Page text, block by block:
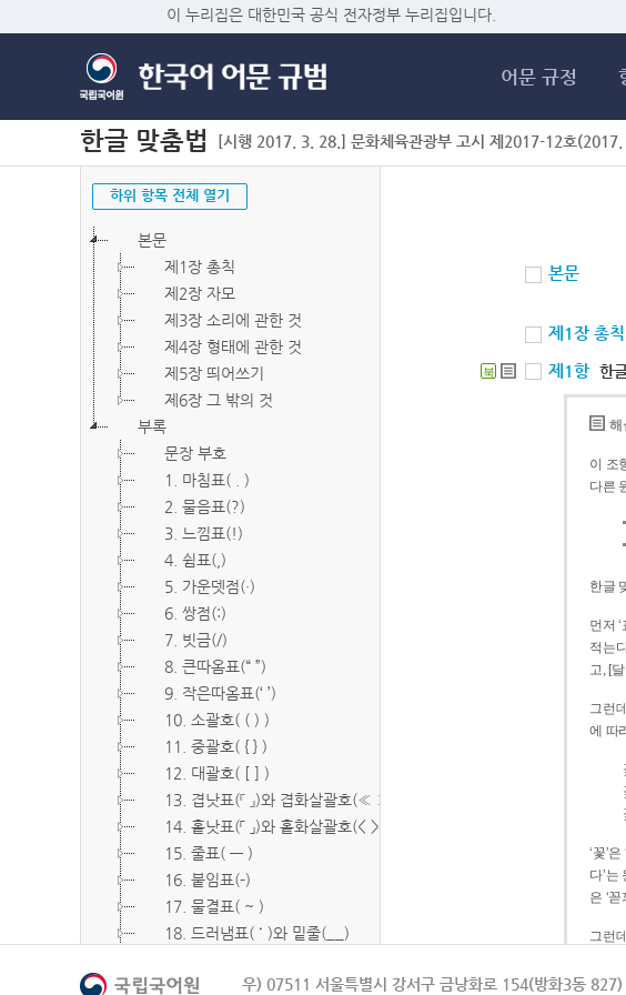
이 누리집은 대한민국 공식 전자정부 누리집입니다.
어문 규정
한글 맞춤법 [시행 2017. 3. 28.] 문화체육관광부 고시 제2017-12호
하위 항목 전체 열기
본문
제1장 총칙
제2장 자모
제3장 소리에 관한 것
제4장 형태에 관한 것
제5장 띄어쓰기
제6장 그 밖의 것
부록
문장 부호
1. 마침표( . )
2. 물음표(?)
3. 느낌표(!)
4. 쉼표(,)
5. 가운뎃점(·)
6. 쌍점(:)
7. 빗금(/)
8. 큰따옴표(“ ”)
9. 작은따옴표(‘ ’)
10. 소괄호( ( ) )
11. 중괄호( { } )
12. 대괄호( [ ] )
13. 겹낫표(『 』)와 겹화살괄호(≪ ≫)
14. 홑낫표(「 」)와 홑화살괄호(< >)
15. 줄표( ― )
16. 붙임표(-)
17. 물결표( ~ )
18. 드러냄표( ˙ )와 밑줄(__)
20. 빠짐표( □ )
본문
제1장 총칙
북 제1항 한
해
이 조
다른
한글
먼저
적는다는
고, [
그런
에 따
‘꽃’
다’는 원칙
은 ‘
그런
되게
우) 07511 서울특별시 강서구 금낭화로 154(방화3동 827)